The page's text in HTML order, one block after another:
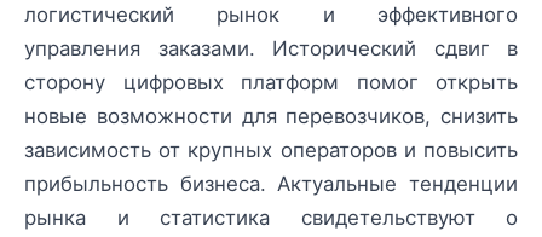
логистический рынок и эффективного
управления заказами. Исторический сдвиг в
сторону цифровых платформ помог открыть
новые возможности для перевозчиков, снизить
зависимость от крупных операторов и повысить
прибыльность бизнеса. Актуальные тенденции
рынка и статистика свидетельствуют о